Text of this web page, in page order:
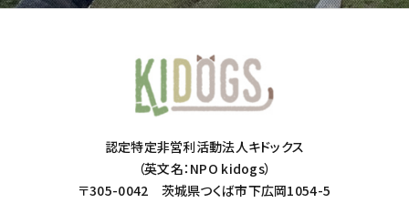
認定特定非営利活動法人キドックス
（英文名：NPO kidogs）
〒305-0042 茨城県つくば市下広岡1054-5